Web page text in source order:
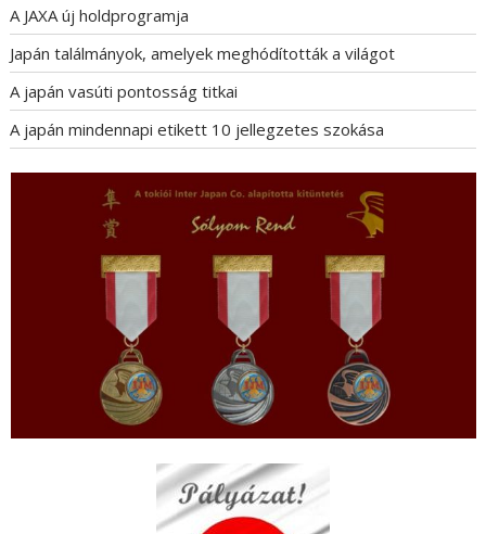
A JAXA új holdprogramja
Japán találmányok, amelyek meghódították a világot
A japán vasúti pontosság titkai
A japán mindennapi etikett 10 jellegzetes szokása